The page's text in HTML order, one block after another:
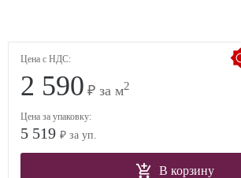
Цена с НДС:
2 590 ₽ за м2
Цена за упаковку:
5 519 ₽ за уп.
В корзину